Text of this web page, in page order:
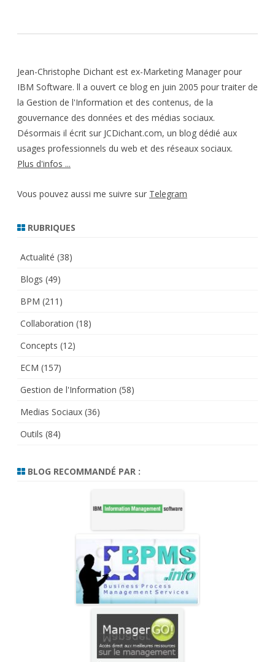
Jean-Christophe Dichant est ex-Marketing Manager pour
IBM Software. ll a ouvert ce blog en juin 2005 pour traiter de
la Gestion de l'Information et des contenus, de la
gouvernance des données et des médias sociaux.
Désormais il écrit sur JCDichant.com, un blog dédié aux
usages professionnels du web et des réseaux sociaux.
Plus d'infos ...
Vous pouvez aussi me suivre sur Telegram
RUBRIQUES
Actualité (38)
Blogs (49)
BPM (211)
Collaboration (18)
Concepts (12)
ECM (157)
Gestion de l'Information (58)
Medias Sociaux (36)
Outils (84)
BLOG RECOMMANDÉ PAR :